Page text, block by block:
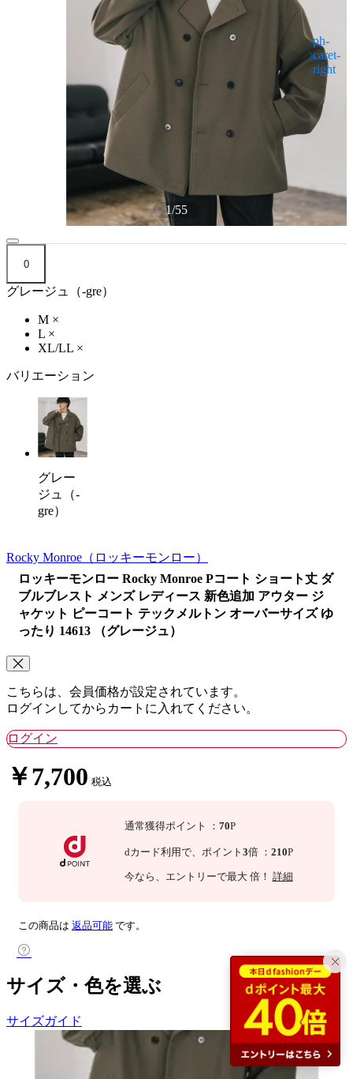
1/55
0
グレージュ（-gre）
M ×
L ×
XL/LL ×
バリエーション
グレー
ジュ（-
gre）
Rocky Monroe （ロッキーモンロー）
ロッキーモンロー Rocky Monroe Pコート ショート丈 ダ
ブルブレスト メンズ レディース 新色追加 アウター ジ
ャケット ピーコート テックメルトン オーバーサイズ ゆ
ったり 14613 （グレージュ）
こちらは、会員価格が設定されています。
ログインしてからカートに入れてください。
ログイン
￥7,700 税込
通常獲得ポイント ： 70P
dカード利用で、 ポイント 3倍 ： 210P
今なら 、エントリーで最大 倍！ 詳細
この商品は 返品可能 です。
サイズ・色を選ぶ
サイズガイド